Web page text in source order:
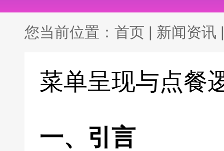
您当前位置： 首页 | 新闻资讯 |
菜单呈现与点餐
一、引言